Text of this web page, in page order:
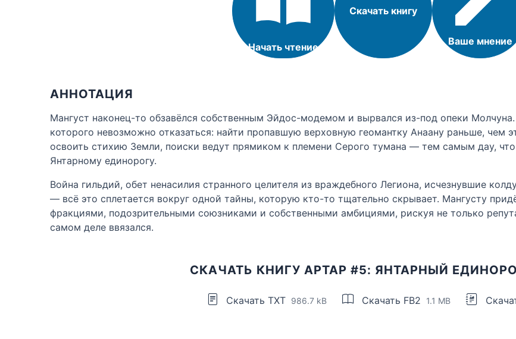
Начать чтение
Скачать книгу
Ваше мнение
АННОТАЦИЯ
Мангуст наконец-то обзавёлся собственным Эйдос-модемом и вырвался из-под опеки
которого невозможно отказаться: найти пропавшую верховную геомантку Анаану раньше,
освоить стихию Земли, поиски ведут прямиком к племени Серого тумана — тем самым дау,
Янтарному единорогу.
Война гильдий, обет ненасилия странного целителя из враждебного Легиона, исчезнувшие
— всё это сплетается вокруг одной тайны, которую кто-то тщательно скрывает. Мангусту
фракциями, подозрительными союзниками и собственными амбициями, рискуя не только
самом деле ввязался.
СКАЧАТЬ КНИГУ АРТАР #5: ЯНТАРНЫЙ
Скачать TXT 986.7 kB Скачать FB2 1.1 MB